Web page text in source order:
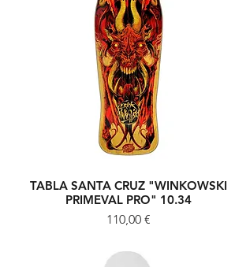
Vista rápida
TABLA SANTA CRUZ "WINKOWSKI
PRIMEVAL PRO" 10.34
Precio
110,00 €